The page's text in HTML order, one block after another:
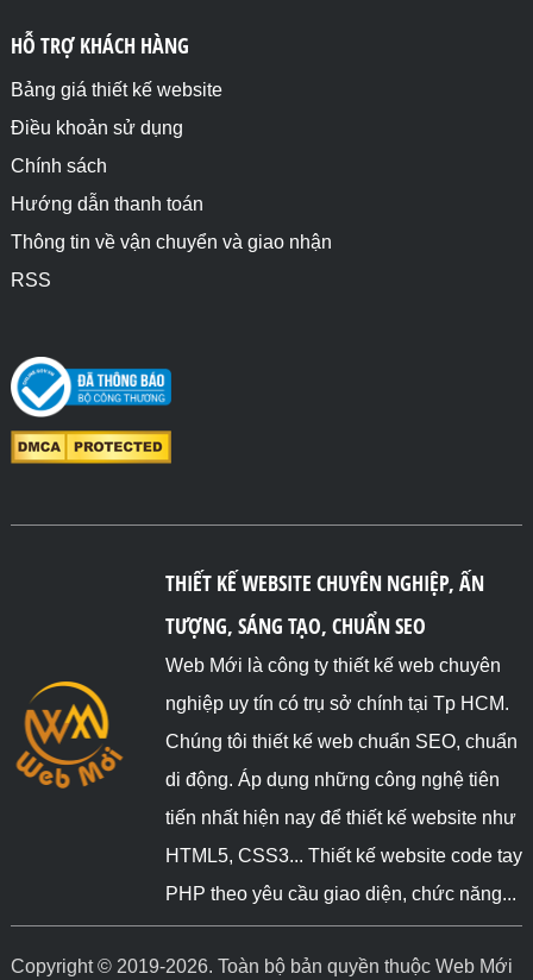
HỖ TRỢ KHÁCH HÀNG
Bảng giá thiết kế website
Điều khoản sử dụng
Chính sách
Hướng dẫn thanh toán
Thông tin về vận chuyển và giao nhận
RSS
THIẾT KẾ WEBSITE CHUYÊN NGHIỆP, ẤN
TƯỢNG, SÁNG TẠO, CHUẨN SEO
Web Mới là công ty thiết kế web chuyên
nghiệp uy tín có trụ sở chính tại Tp HCM.
Chúng tôi thiết kế web chuẩn SEO, chuẩn
di động. Áp dụng những công nghệ tiên
tiến nhất hiện nay để thiết kế website như
HTML5, CSS3... Thiết kế website code tay
PHP theo yêu cầu giao diện, chức năng...
Copyright © 2019-2026. Toàn bộ bản quyền thuộc Web Mới